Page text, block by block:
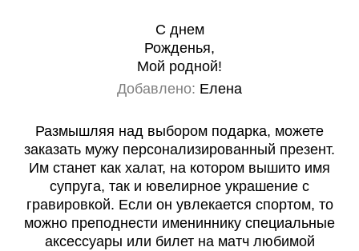
С днем
Рожденья,
Мой родной!
Добавлено: Елена
Размышляя над выбором подарка, можете
заказать мужу персонализированный презент.
Им станет как халат, на котором вышито имя
супруга, так и ювелирное украшение с
гравировкой. Если он увлекается спортом, то
можно преподнести имениннику специальные
аксессуары или билет на матч любимой